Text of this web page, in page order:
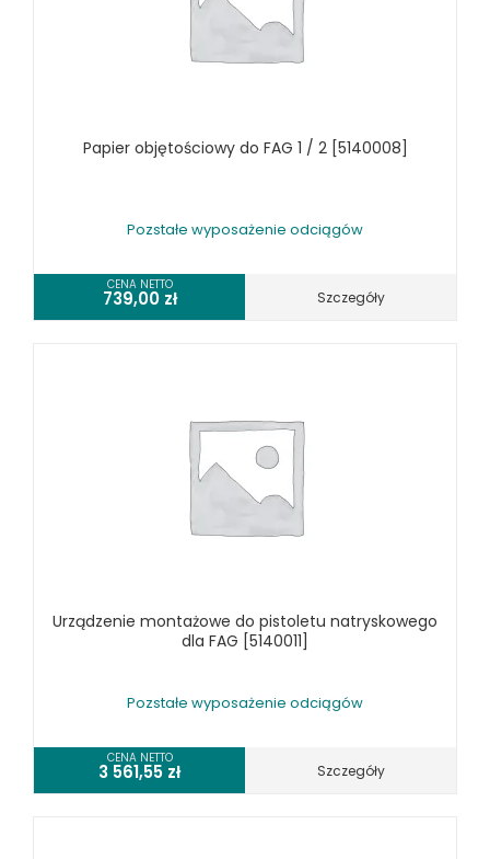
URZĄDZENIA WIELOCZYNNOŚCIOWE DO DREWNA
WIERTARKI POZIOME DO DREWNA, WIELOWRZECIONOWE,
WYPOSAŻENIE FREZAREK
WYPOSAŻENIE OKLEINIAREK
WYPOSAŻENIE PIŁ STOŁOWYCH
WYPOSAŻENIE PIŁ TARCZOWYCH DO DREWNA
WYPOSAŻENIE SZCZOTKAREK
WYPOSAŻENIE SZLIFIEREK DO DREWNA
WYPOSAŻENIE TOKAREK
WYPOSAŻENIE WYRZYNAREK
URZĄDZENIA WARSZTATOWE I TRANSPORTOWE
SPRĘŻARKI I NARZĘDZIA PNEUMATYCZNE
Papier objętościowy do FAG 1 / 2 [5140008]
Pozstałe wyposażenie odciągów
CENA NETTO
739,00 zł Szczegóły
Urządzenie montażowe do pistoletu natryskowego
dla FAG [5140011]
Pozstałe wyposażenie odciągów
CENA NETTO
3 561,55 zł Szczegóły